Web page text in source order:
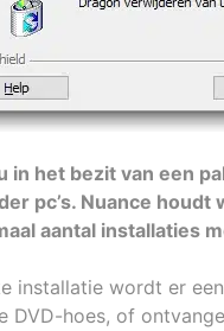
in het bezit van een
pc’s. Nuance
aantal installaties
installatie wordt er
DVD-hoes, of